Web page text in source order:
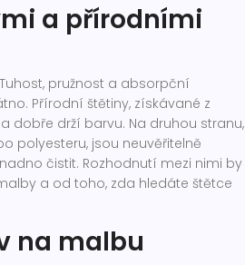
a přírodními
pružnost a absorpční
Přírodní štětiny, získávané z
dobře drží barvu. Na druhou stranu,
polyesteru, jsou neuvěřitelně
čistit. Rozhodnutí mezi nimi by
a od toho, zda hledáte štětce
na malbu